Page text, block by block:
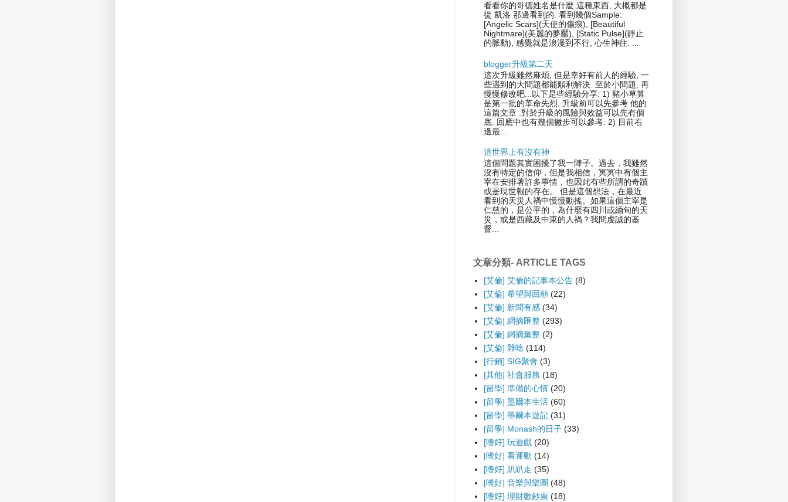
看看你的哥德姓名是什麼 這種東西, 大概都是
從 凱洛 那邊看到的. 看到幾個Sample:
[Angelic Scars](天使的傷痕), [Beautiful
Nightmare](美麗的夢靨), [Static Pulse](靜止
的脈動), 感覺就是浪漫到不行, 心生神往. ...
blogger升級第二天
這次升級雖然麻煩, 但是幸好有前人的經驗, 一
些遇到的大問題都能順利解決. 至於小問題, 再
慢慢修改吧...以下是些經驗分享: 1) 豬小草算
是第一批的革命先烈, 升級前可以先參考 他的
這篇文章 .對於升級的風險與效益可以先有個
底. 回應中也有幾個撇步可以參考. 2) 目前右
邊最...
這世界上有沒有神
這個問題其實困擾了我一陣子。過去，我雖然
沒有特定的信仰，但是我相信，冥冥中有個主
宰在安排著許多事情，也因此有些所謂的奇蹟
或是現世報的存在。 但是這個想法，在最近
看到的天災人禍中慢慢動搖。如果這個主宰是
仁慈的，是公平的，為什麼有四川或緬甸的天
災，或是西藏及中東的人禍？我問虔誠的基
督...
文章分類- ARTICLE TAGS
[艾倫] 艾倫的記事本公告 (8)
[艾倫] 希望與回顧 (22)
[艾倫] 新聞有感 (34)
[艾倫] 網摘匯整 (293)
[艾倫] 網摘彙整 (2)
[艾倫] 雜唸 (114)
[行銷] SIG聚會 (3)
[其他] 社會服務 (18)
[留學] 準備的心情 (20)
[留學] 墨爾本生活 (60)
[留學] 墨爾本遊記 (31)
[留學] Monash的日子 (33)
[嗜好] 玩遊戲 (20)
[嗜好] 看運動 (14)
[嗜好] 趴趴走 (35)
[嗜好] 音樂與樂團 (48)
[嗜好] 理財數鈔票 (18)